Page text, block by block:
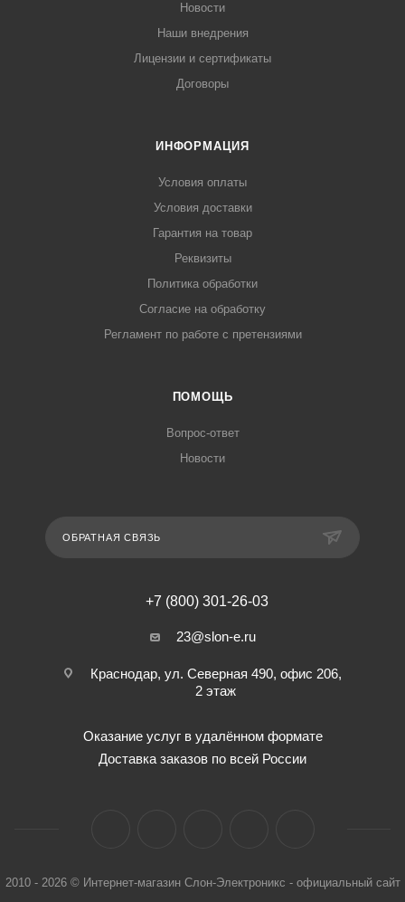
Новости
Наши внедрения
Лицензии и сертификаты
Договоры
ИНФОРМАЦИЯ
Условия оплаты
Условия доставки
Гарантия на товар
Реквизиты
Политика обработки
Согласие на обработку
Регламент по работе с претензиями
ПОМОЩЬ
Вопрос-ответ
Новости
ОБРАТНАЯ СВЯЗЬ
+7 (800) 301-26-03
23@slon-e.ru
Краснодар, ул. Северная 490, офис 206,
2 этаж
Оказание услуг в удалённом формате
Доставка заказов по всей России
2010 - 2026 © Интернет-магазин Слон-Электроникс - официальный сайт